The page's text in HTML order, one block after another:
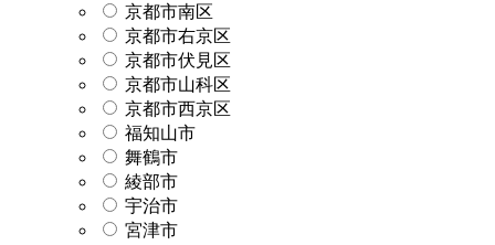
京都市南区
京都市右京区
京都市伏見区
京都市山科区
京都市西京区
福知山市
舞鶴市
綾部市
宇治市
宮津市